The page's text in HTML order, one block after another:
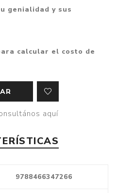
genialidad y sus
calcular el costo de
aquí
9788466347266